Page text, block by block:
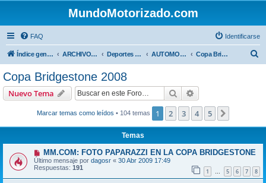
MundoMotorizado.com
FAQ Identificarse
Índice general ARCHIVO HASTA 2018 Deportes Internacionales AUTOMOVILISMO DE CENTROAMERICA Copa Bridgestone 2008
Copa Bridgestone 2008
Nuevo Tema Buscar
Marcar temas como leídos • 104 temas 1 2 3 4 5
Temas
MM.COM: FOTO PAPARAZZI EN LA COPA BRIDGESTONE
Último mensaje por dagosr « 30 Abr 2009 17:49
Respuestas: 191 1 … 5 6 7 8